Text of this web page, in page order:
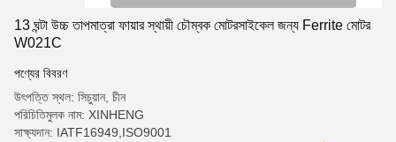
13 ঘন্টা উচ্চ তাপমাত্রা ফায়ার স্থায়ী চৌম্বক মোটরসাইকেল জন্য Ferrite মোটর
W021C
পণ্যের বিবরণ
উৎপত্তি স্থল: সিচুয়ান, চীন
পরিচিতিমুলক নাম: XINHENG
সাক্ষ্যদান: IATF16949,ISO9001